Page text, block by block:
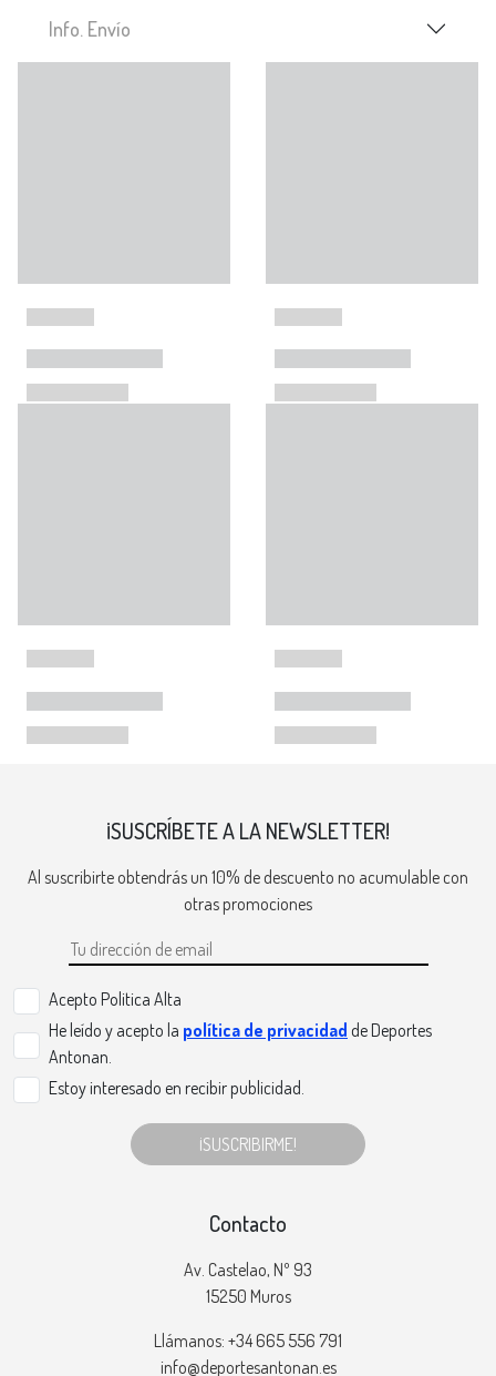
Info. Envío
¡SUSCRÍBETE A LA NEWSLETTER!
Al suscribirte obtendrás un 10% de descuento no acumulable con
otras promociones
Acepto Politica Alta
He leído y acepto la política de privacidad de Deportes
Antonan.
Estoy interesado en recibir publicidad.
¡SUSCRIBIRME!
Contacto
Av. Castelao, Nº 93
15250 Muros
Llámanos: +34 665 556 791
info@deportesantonan.es